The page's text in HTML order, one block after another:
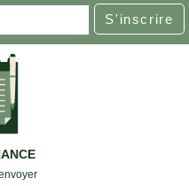
S'inscrire